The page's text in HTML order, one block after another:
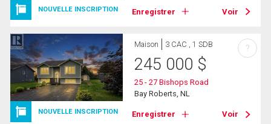
NOUVELLE INSCRIPTION Enregistrer Voir
NOUVELLE INSCRIPTION
Maison 3 CAC , 1 SDB
245 000 $
25 - 27 Bishops Road
Bay Roberts, NL
Enregistrer Voir
?